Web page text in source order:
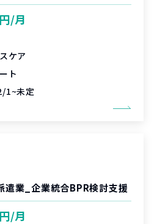
/月
ケア
ト
1~未定
遣業_企業統合BPR検討支援
/月